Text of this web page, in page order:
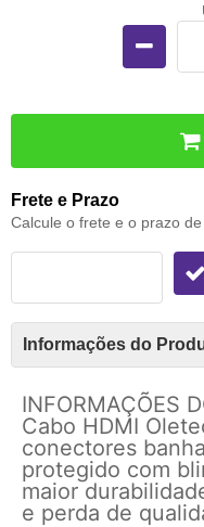
Frete e Prazo
Calcule o frete e o prazo
Informações do
INFORMAÇÕES
Cabo HDMI
conectores
protegido com
maior
e perda de